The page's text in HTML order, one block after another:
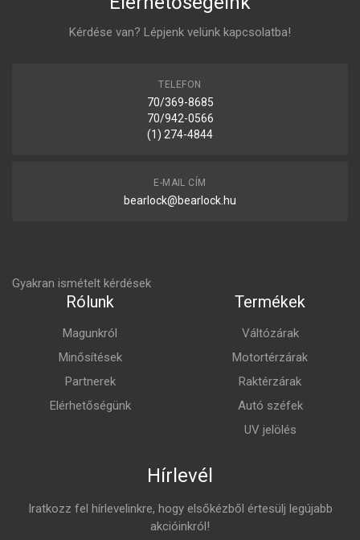
Kérdése van? Lépjenk velünk kapcsolatba!
TELEFON
70/369-8685
70/942-0566
(1) 274-4844
E-MAIL CÍM
bearlock@bearlock.hu
Gyakran ismételt kérdések
Rólunk
Magunkról
Minősítések
Partnerek
Elérhetőségünk
Termékek
Váltózárak
Motortérzárak
Raktérzárak
Autó széfek
UV jelölés
Hírlevél
Iratkozz fel hírlevelinkre, hogy elsőkézből értesülj legújabb
akcióinkról!